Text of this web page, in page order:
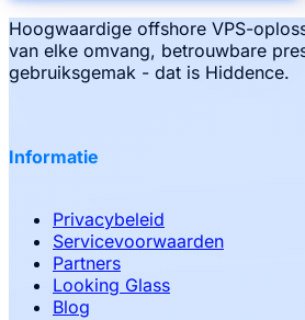
Hoogwaardige offshore VPS-
van elke omvang, betrouwbare
gebruiksgemak - dat is Hiddence.
Informatie
Privacybeleid
Servicevoorwaarden
Partners
Looking Glass
Blog